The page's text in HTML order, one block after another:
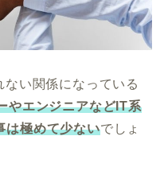
ない関係になっている
やエンジニアなどIT系
は極めて少ないでしょ